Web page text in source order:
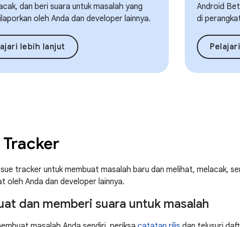
dan beri suara untuk masalah yang
oleh Anda dan developer lainnya.
lebih lanjut
Android
di
Tracker
tracker untuk membuat masalah baru dan melihat, melacak,
oleh Anda dan developer lainnya.
dan memberi suara untuk masalah